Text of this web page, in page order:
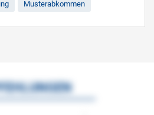
Musterabkommen